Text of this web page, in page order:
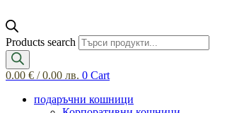
Products search
0.00 € / 0.00 лв. 0 Cart
подаръчни кошници